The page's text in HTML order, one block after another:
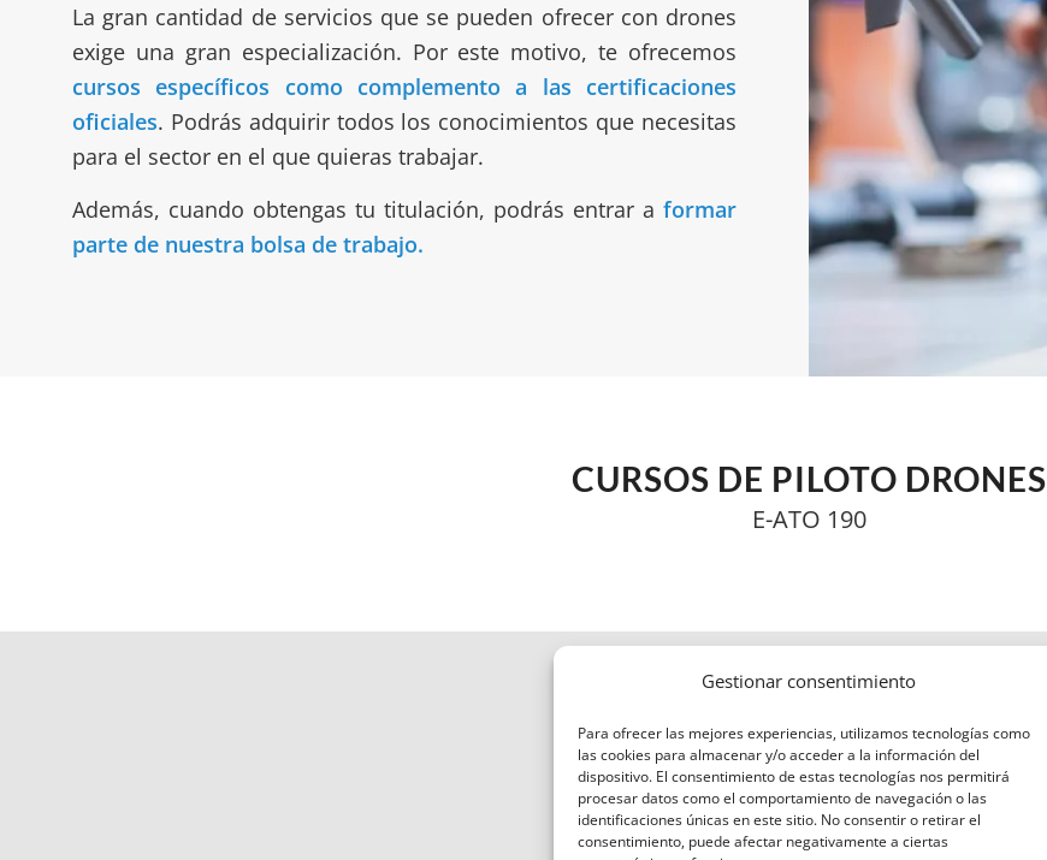
Gestionar consentimiento
Para ofrecer las mejores experiencias, utilizamos tecnologías como
las cookies para almacenar y/o acceder a la información del
dispositivo. El consentimiento de estas tecnologías nos permitirá
procesar datos como el comportamiento de navegación o las
identificaciones únicas en este sitio. No consentir o retirar el
consentimiento, puede afectar negativamente a ciertas
La gran cantidad de servicios que se pueden ofrecer con drones
exige una gran especialización. Por este motivo, te ofrecemos
cursos específicos como complemento a las certificaciones
oficiales. Podrás adquirir todos los conocimientos que necesitas
para el sector en el que quieras trabajar.
Además, cuando obtengas tu titulación, podrás entrar a formar
parte de nuestra bolsa de trabajo.
CURSOS DE PILOTO DRONES
E-ATO 190